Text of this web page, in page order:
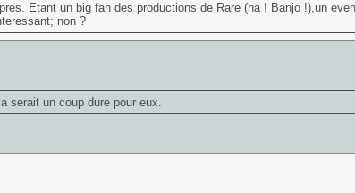
Etant un big fan des productions de Rare (ha ! Banjo !),un
non ?
serait un coup dure pour eux.